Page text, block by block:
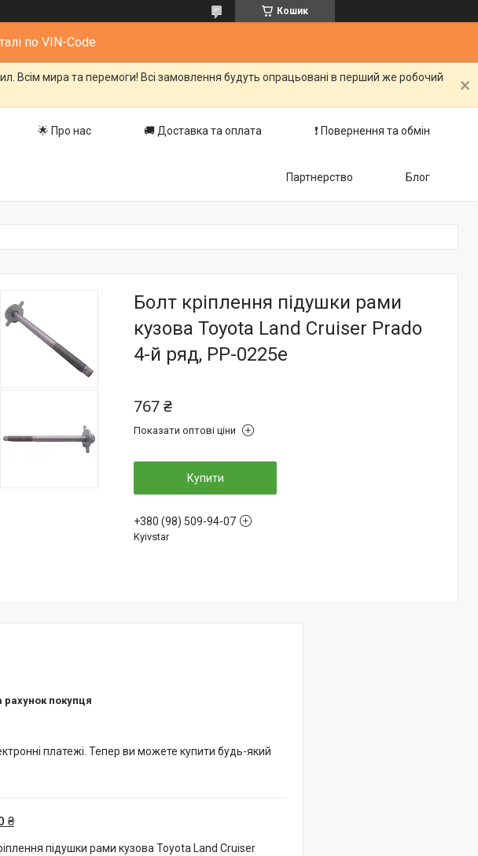
Кошик
по VIN-Code
Всім мира та перемоги! Всі замовлення будуть опрацьовані в перший же робочий
🌟 Про нас 🚚 Доставка та оплата ❗️ Повернення та обмін
Партнерство Блог
Болт кріплення підушки рами
кузова Toyota Land Cruiser Prado
4-й ряд, PP-0225e
767 ₴
Показати оптові ціни
Купити
+380 (98) 509-94-07
Kyivstar
рахунок покупця
платежі. Тепер ви можете купити будь-який
₴
підушки рами кузова Toyota Land Cruiser